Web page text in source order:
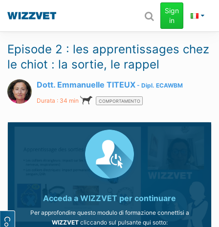
Sign
in
Episode 2 : les apprentissages chez
le chiot : la sortie, le rappel
Dott. Emmanuelle TITEUX Dipl. ECAWBM
Durata : 34 min COMPORTAMENTO
Acceda a WIZZVET per continuare
Per approfondire questo modulo di formazione connettisi a
WIZZVETcliccando sul pulsante qui sotto: